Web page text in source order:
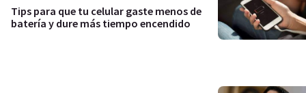
Tips para que tu celular gaste menos de
batería y dure más tiempo encendido